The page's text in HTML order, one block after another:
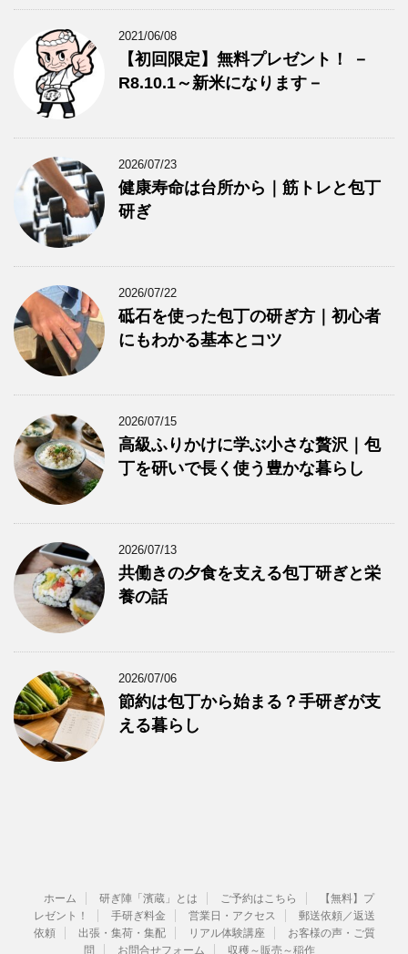
2021/06/08
【初回限定】無料プレゼント！ －
R8.10.1～新米になります－
2026/07/23
健康寿命は台所から｜筋トレと包丁
研ぎ
2026/07/22
砥石を使った包丁の研ぎ方｜初心者
にもわかる基本とコツ
2026/07/15
高級ふりかけに学ぶ小さな贅沢｜包
丁を研いで長く使う豊かな暮らし
2026/07/13
共働きの夕食を支える包丁研ぎと栄
養の話
2026/07/06
節約は包丁から始まる？手研ぎが支
える暮らし
ホーム 研ぎ陣「濱蔵」とは ご予約はこちら
【無料】プ
レゼント！
手研ぎ料金 営業日・アクセス
郵送依頼／返送
依頼
出張・集荷・集配 リアル体験講座
お客様の声・ご質
問
お問合せフォーム 収穫～販売～稲作